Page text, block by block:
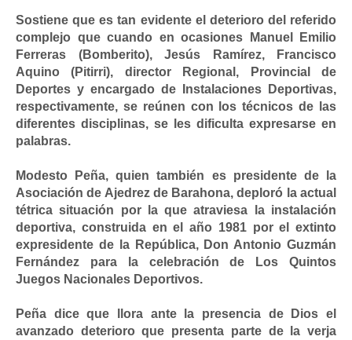
Sostiene que es tan evidente el deterioro del referido
complejo que cuando en ocasiones Manuel Emilio
Ferreras (Bomberito), Jesús Ramírez, Francisco
Aquino (Pitirri), director Regional, Provincial de
Deportes y encargado de Instalaciones Deportivas,
respectivamente, se reúnen con los técnicos de las
diferentes disciplinas, se les dificulta expresarse en
palabras.
Modesto Peña, quien también es presidente de la
Asociación de Ajedrez de Barahona, deploró la actual
tétrica situación por la que atraviesa la instalación
deportiva, construida en el año 1981 por el extinto
expresidente de la República, Don Antonio Guzmán
Fernández para la celebración de Los Quintos
Juegos Nacionales Deportivos.
Peña dice que llora ante la presencia de Dios el
avanzado deterioro que presenta parte de la verja